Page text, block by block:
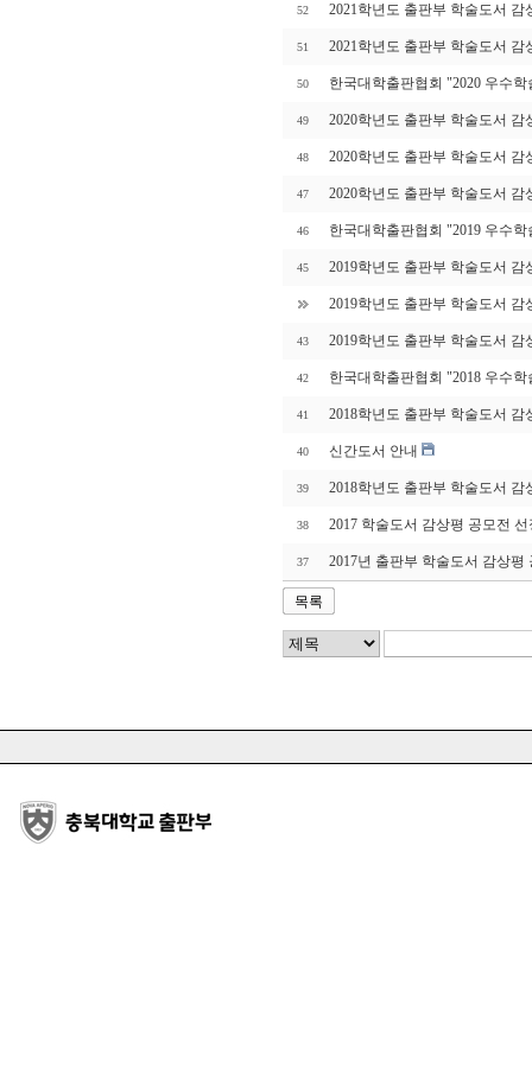
52 2021학년도 출판부 학술도서 감
51 2021학년도 출판부 학술도서 감
50 한국대학출판협회 "2020 우수
49 2020학년도 출판부 학술도서 감
48 2020학년도 출판부 학술도서 감
47 2020학년도 출판부 학술도서 감
46 한국대학출판협회 "2019 우수
45 2019학년도 출판부 학술도서 감
2019학년도 출판부 학술도서 감
43 2019학년도 출판부 학술도서 감
42 한국대학출판협회 "2018 우수
41 2018학년도 출판부 학술도서 감
40 신간도서 안내
39 2018학년도 출판부 학술도서 감
38 2017 학술도서 감상평 공모전
37 2017년 출판부 학술도서 감상평
목록